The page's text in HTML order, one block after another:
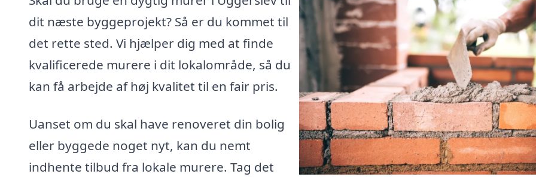
dit næste byggeprojekt? Så er du kommet til
det rette sted. Vi hjælper dig med at finde
kvalificerede murere i dit lokalområde, så du
kan få arbejde af høj kvalitet til en fair pris.
Uanset om du skal have renoveret din bolig
eller byggede noget nyt, kan du nemt
indhente tilbud fra lokale murere. Tag det